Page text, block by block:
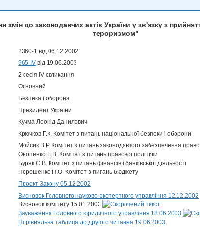
змін до законодавчих актів України у зв'язку з
тероризмом"
2360-1 від 06.12.2002
965-IV від 19.06.2003
2 сесія IV скликання
Основний
Безпека і оборона
Президент України
Кучма Леонід Данилович
Крючков Г.К. Комітет з питань національної безпеки і оборони
Мойсик В.Р. Комітет з питань законодавчого забезпечення
Онопенко В.В. Комітет з питань правової політики
Буряк С.В. Комітет з питань фінансів і банківської діяльності
Порошенко П.О. Комітет з питань бюджету
Проект Закону 05.12.2002
Висновок Головного науково-експертного управління 12.12.2002
Висновок комітету 15.01.2003
Зауваження Головного юридичного управління 18.06.2003
Порівняльна таблиця до другого читання 19.06.2003